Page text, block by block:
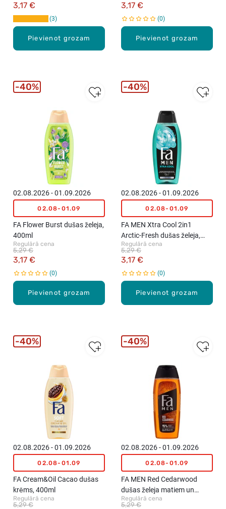
Pievienot grozam
3,17 €
3
Pievienot grozam
3,17 €
0
Pievienot grozam
02.08.2026 - 01.09.2026
02.08-01.09
FA Flower Burst dušas želeja,
400ml
Regulārā cena
3,17 €
5,29 €
0
40%
Pievienot grozam
02.08.2026 - 01.09.2026
02.08-01.09
FA MEN Xtra Cool 2in1
Arctic-Fresh dušas želeja,
400ml
Regulārā cena
3,17 €
5,29 €
0
40%
02.08.2026 - 01.09.2026
02.08-01.09
FA Cream&Oil Cacao dušas
krēms, 400ml
Regulārā cena
5,29 €
40%
02.08.2026 - 01.09.2026
02.08-01.09
FA MEN Red Cedarwood
dušas želeja matiem un
ķermenim, 400ml
Regulārā cena
5,29 €
40%